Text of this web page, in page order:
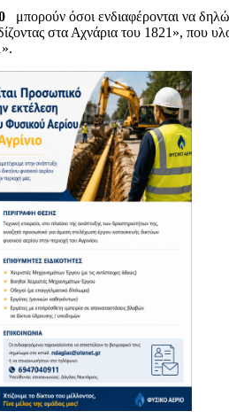
μπορούν όσοι ενδιαφέρονται να
στα Αχνάρια του 1821», που